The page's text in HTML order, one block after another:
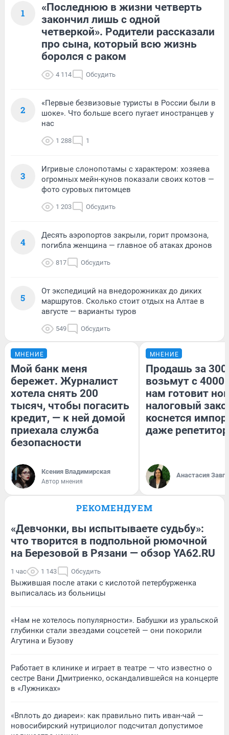
1
«Последнюю в жизни четверть
закончил лишь с одной
четверкой». Родители рассказали
про сына, который всю жизнь
боролся с раком
4 114 Обсудить
2
«Первые безвизовые туристы в России были в
шоке». Что больше всего пугает иностранцев у
нас
1 288 1
3
Игривые слонопотамы с характером: хозяева
огромных мейн-кунов показали своих котов —
фото суровых питомцев
1 203 Обсудить
4
Десять аэропортов закрыли, горит промзона,
погибла женщина — главное об атаках дронов
817 Обсудить
5
От экспедиций на внедорожниках до диких
маршрутов. Сколько стоит отдых на Алтае в
августе — варианты туров
549 Обсудить
МНЕНИЕ
Мой банк меня
бережет. Журналист
хотела снять 200
тысяч, чтобы погасить
кредит, — к ней домой
приехала служба
безопасности
Ксения Владимирская
Автор мнения
МНЕНИЕ
Продашь за
возьмут с
нам готовит
налоговый
коснется
даже
Анастасия
РЕКОМЕНДУЕМ
«Девчонки, вы испытываете судьбу»:
что творится в подпольной рюмочной
на Березовой в Рязани — обзор YA62.RU
1 час 1 143 Обсудить
Выжившая после атаки с кислотой петербурженка
выписалась из больницы
«Нам не хотелось популярности». Бабушки из уральской
глубинки стали звездами соцсетей — они покорили
Агутина и Бузову
Работает в клинике и играет в театре — что известно о
сестре Вани Дмитриенко, оскандалившейся на концерте
в «Лужниках»
«Вплоть до диареи»: как правильно пить иван-чай —
новосибирский нутрициолог подсчитал допустимое